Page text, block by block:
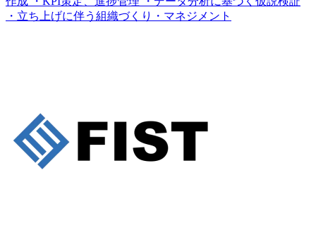
・立ち上げに伴う組織づくり・マネジメント